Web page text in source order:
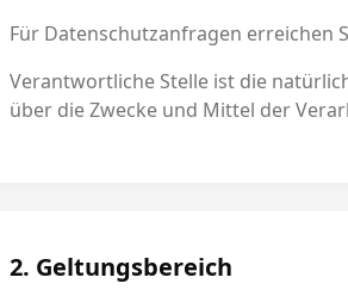
Für Datenschutzanfragen erreichen
Verantwortliche Stelle ist die
über die Zwecke und Mittel der
2. Geltungsbereich